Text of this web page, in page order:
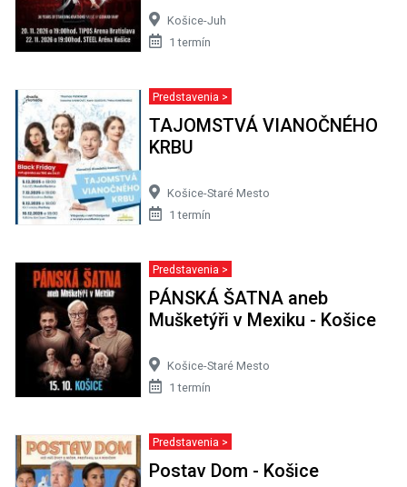
Košice-Juh
1 termín
Predstavenia >
TAJOMSTVÁ VIANOČNÉHO
KRBU
Košice-Staré Mesto
1 termín
Predstavenia >
PÁNSKÁ ŠATNA aneb
Mušketýři v Mexiku - Košice
Košice-Staré Mesto
1 termín
Predstavenia >
Postav Dom - Košice